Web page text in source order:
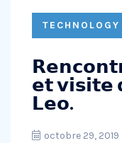
TECHNOLOGY
𝗲𝘁
𝗟𝗲𝗼.
octobre 29, 2019